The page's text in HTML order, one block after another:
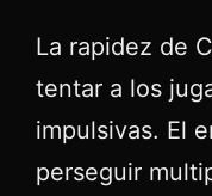
La rapidez de
tentar a los
impulsivas. El
perseguir